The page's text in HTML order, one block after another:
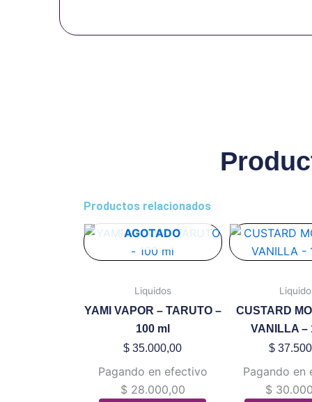
Productos relacionados
AGOTADO
Liquidos
YAMI VAPOR – TARUTO –
100 ml
$ 35.000,00
Pagando en efectivo
$ 28.000,00
Este
producto
múltiples
variantes.
Las
pueden
elegir
CUSTARD
VANILLA –
$
Pagando en
$